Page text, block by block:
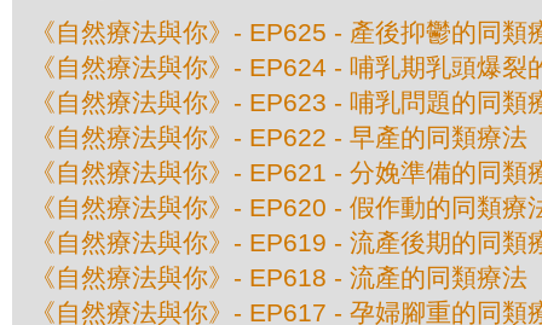
《自然療法與你》- EP625 - 產後抑鬱的同類
《自然療法與你》- EP624 - 哺乳期乳頭爆裂
《自然療法與你》- EP623 - 哺乳問題的同類
《自然療法與你》- EP622 - 早產的同類療法
《自然療法與你》- EP621 - 分娩準備的同類
《自然療法與你》- EP620 - 假作動的同類療
《自然療法與你》- EP619 - 流產後期的同類
《自然療法與你》- EP618 - 流產的同類療法
《自然療法與你》- EP617 - 孕婦腳重的同類